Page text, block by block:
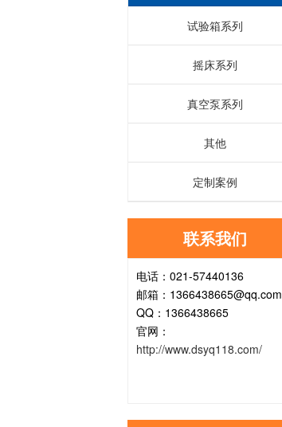
试验箱系列
摇床系列
真空泵系列
其他
定制案例
联系我们
电话：021-57440136
邮箱：1366438665@qq.com
QQ：1366438665
官网：
http://www.dsyq118.com/